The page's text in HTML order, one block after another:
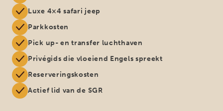
Luxe 4×4 safari jeep
Parkkosten
Pick up- en transfer luchthaven
Privégids die vloeiend Engels spreekt
Reserveringskosten
Actief lid van de SGR